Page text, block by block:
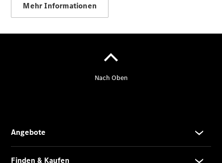
Mehr Informationen